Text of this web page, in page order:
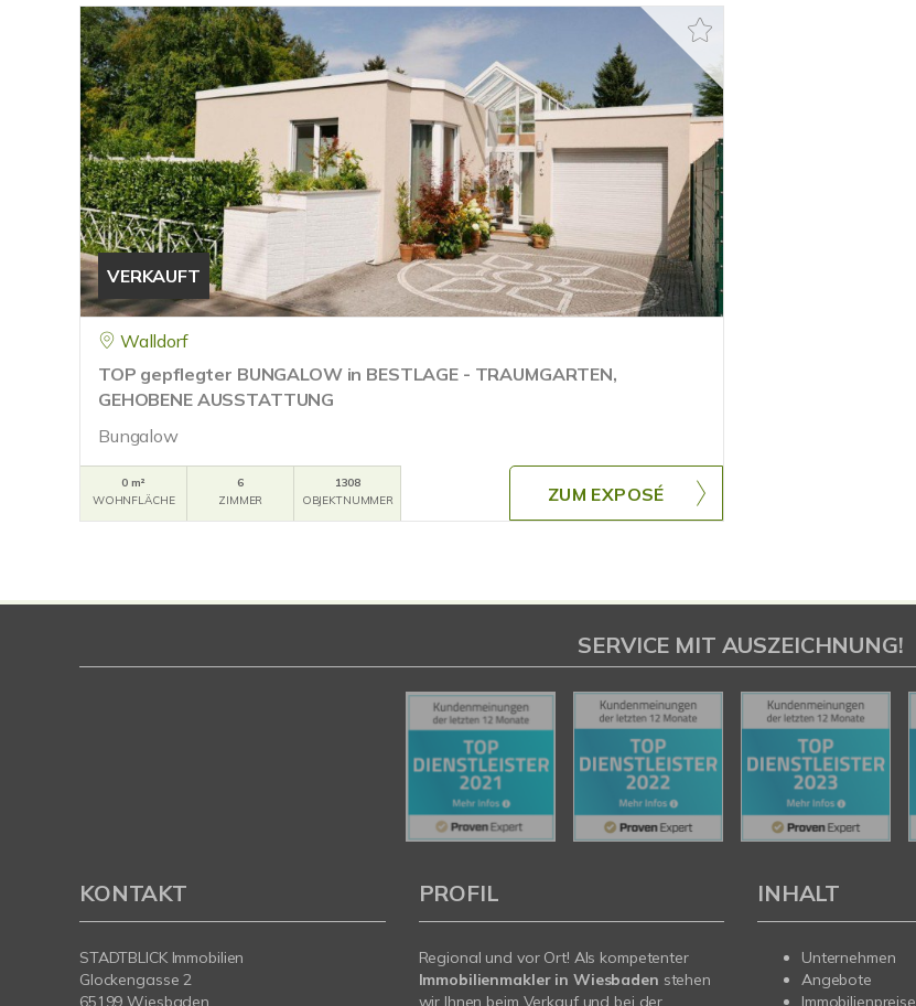
VERKAUFT
Walldorf
TOP gepflegter BUNGALOW in BESTLAGE - TRAUMGARTEN,
GEHOBENE AUSSTATTUNG
Bungalow
0 m²
WOHNFLÄCHE
6
ZIMMER
1308
OBJEKTNUMMER
ZUM EXPOSÉ
SERVICE MIT AUSZEICHNUNG!
KONTAKT
STADTBLICK Immobilien
Glockengasse 2
65199 Wiesbaden
PROFIL
Regional und vor Ort! Als kompetenter
Immobilienmakler in Wiesbaden stehen
wir Ihnen beim Verkauf und bei der
INHALT
Unternehmen
Angebote
Immobilienpreise